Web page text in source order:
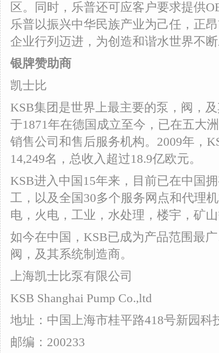
区。同时，乐普还可应客户要求提供
乐普以振兴中华民族产业为己任，正
企业行列迈进，为创造和谐水世界不
银牌赞助商
凯士比
KSB集团是世界上最主要的泵，阀，
于1871年在德国成立至今，已在五大
销售公司和售后服务机构。2009年，
14,249名，总收入超过18.9亿欧元。
KSB进入中国15年来，目前已在中国
工，以及全国30多个服务网点和代理
电，火电，工业，水处理，楼宇，矿
如今在中国，KSB已成为产品范围最
阀，及其系统制造商。
上海凯士比泵有限公司
KSB Shanghai Pump Co.,ltd
地址：中国上海市桂平路418号新园科
邮编：200233